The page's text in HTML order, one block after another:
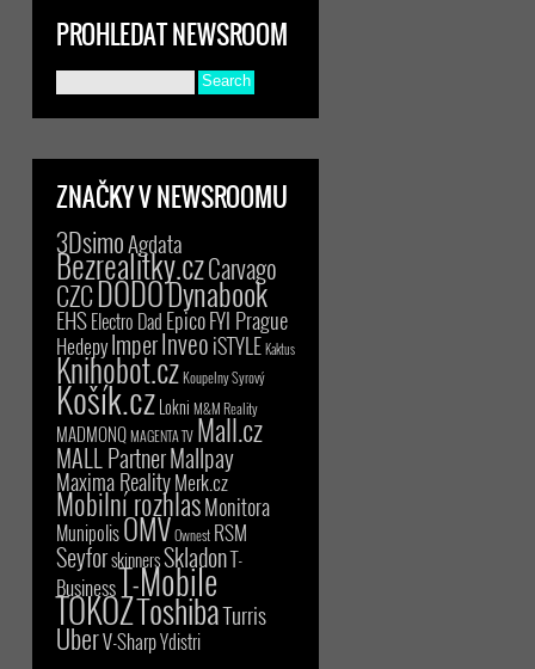
PROHLEDAT NEWSROOM
ZNAČKY V NEWSROOMU
3DsimoAgdata
Bezrealitky.czCarvago
CZCDODODynabook
EHSElectro Dad EpicoFYI Prague
HedepyImperInveoiSTYLE Kaktus
Knihobot.czKoupelny Syrový
Košík.czLokni M&M Reality
MADMONQMAGENTA TV Mall.cz
MALL PartnerMallpay
Maxima RealityMerk.cz
Mobilní rozhlasMonitora
MunipolisOMVOwnest RSM
SeyforskinnersSkladonT-
BusinessT-Mobile
TOKOZToshibaTurris
UberV-SharpYdistri